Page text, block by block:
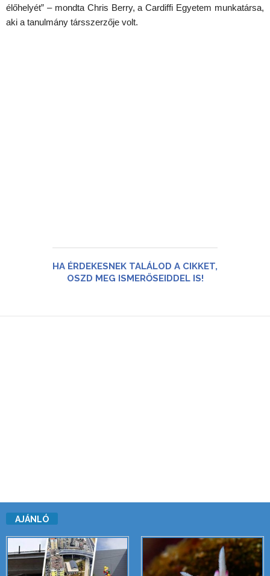
élőhelyét” – mondta Chris Berry, a Cardiffi Egyetem munkatársa,
aki a tanulmány társszerzője volt.
HA ÉRDEKESNEK TALÁLOD A CIKKET,
OSZD MEG ISMERŐSEIDDEL IS!
AJÁNLÓ